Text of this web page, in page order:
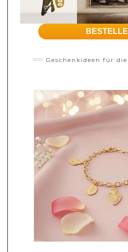
Geschenkideen für